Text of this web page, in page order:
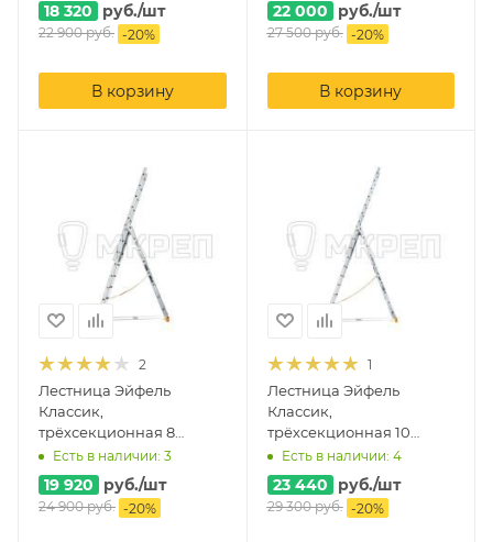
18 320 руб./шт
22 900руб. -20%
В корзину
22 000 руб./шт
27 500руб. -20%
В корзину
2
Лестница Эйфель
Классик,
трёхсекционная 8
ступеней
Есть в наличии: 3
19 920 руб./шт
24 900руб. -20%
1
Лестница Эйфель
Классик,
трёхсекционная 10
ступеней
Есть в наличии: 4
23 440 руб./шт
29 300руб. -20%